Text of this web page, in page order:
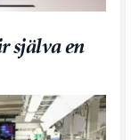
själva en